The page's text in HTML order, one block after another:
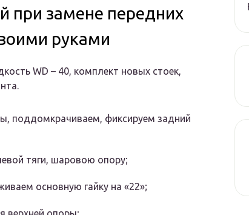
при замене передних
руками
WD – 40, комплект новых стоек,
поддомкрачиваем, фиксируем задний
тяги, шаровою опору;
основную гайку на «22»;